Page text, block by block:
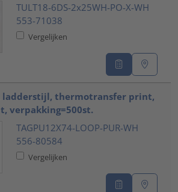
TULT18-6DS-2x25WH-PO-X-WH
553-71038
Vergelijken
ladderstijl, thermotransfer print,
verpakking=500st.
TAGPU12X74-LOOP-PUR-WH
556-80584
Vergelijken